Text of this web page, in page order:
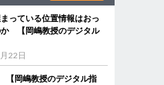
っている位置情報はおっ
か 【岡嶋教授のデジタル
22日
岡嶋教授のデジタル指